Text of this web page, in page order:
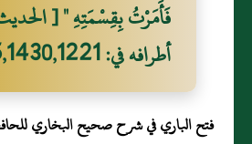
أطرافه في: 6275,1430,1221]
فتح الباري في شرح صحيح البخاري